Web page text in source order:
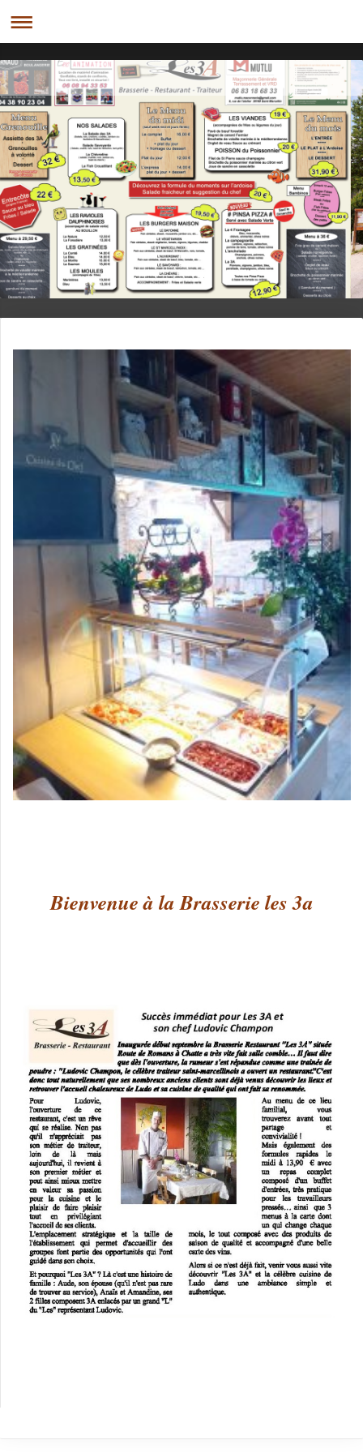
Bienvenue à la Brasserie les 3a